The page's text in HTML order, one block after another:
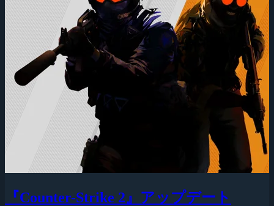
『Counter-Strike 2』アップデート